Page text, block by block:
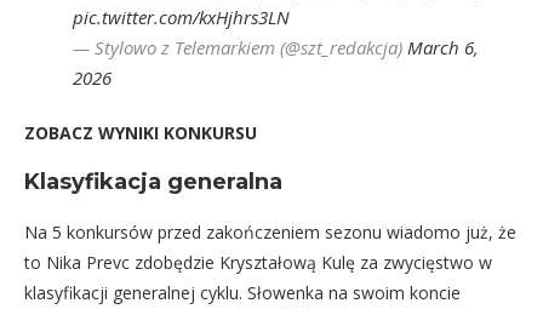
pic.twitter.com/kxHjhrs3LN
— Stylowo z Telemarkiem (@szt_redakcja) March 6,
2026
ZOBACZ WYNIKI KONKURSU
Klasyfikacja generalna
Na 5 konkursów przed zakończeniem sezonu wiadomo już, że
to Nika Prevc zdobędzie Kryształową Kulę za zwycięstwo w
klasyfikacji generalnej cyklu. Słowenka na swoim koncie